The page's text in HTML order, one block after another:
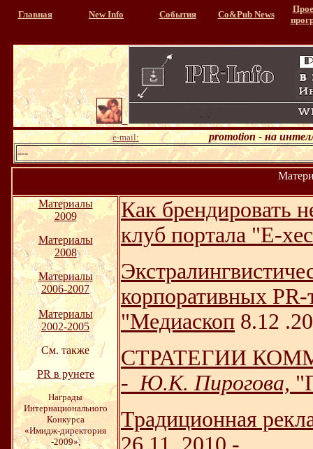
Главная New Info События Со&Pub News
e-mail:
promotion - на
---
Материалы
2009
Материалы
2008
Материалы
2006-2007
Материалы
2002-2005
См. также
PR в рунете
Награды
Интернационального
Конкурса
«Имидж-директория
-2009»,
Как брендировать
клуб портала "E-
корпоративных
"Медиаскоп 8.12
СТРАТЕГИИ
-Ю.К. Пирогова,
Традиционная